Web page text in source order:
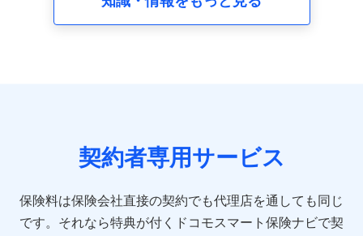
の内容、保険料、保険料のお支払方法、車のメーカーや
走行距離などの情報、建物の構造や築年数などの情報、
険契約に関する情報。例として、保険契約者及び被保険
者の氏名、住所、生年月日、性別、保険契約者と被保険
報、建物の構造や築年数などの情報、ペットの種類や年
齢などの情報などが含まれます。
契約者専用サービス
保険料は保険会社直接の契約でも代理店を通しても同じ
です。 それなら特典が付くドコモスマート保険ナビで契